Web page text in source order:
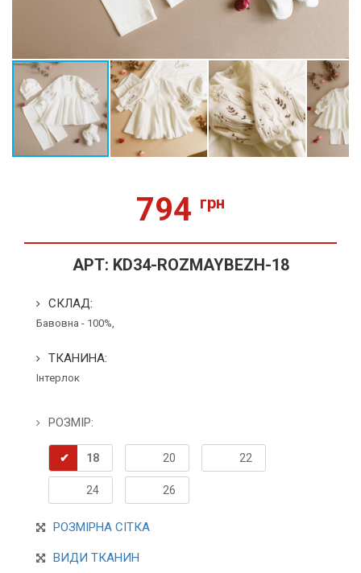
794 грн
АРТ: KD34-ROZMAYBEZH-18
СКЛАД:
Бавовна - 100%,
ТКАНИНА:
Інтерлок
РОЗМІР:
18 20 22
24 26
РОЗМІРНА СІТКА
ВИДИ ТКАНИН